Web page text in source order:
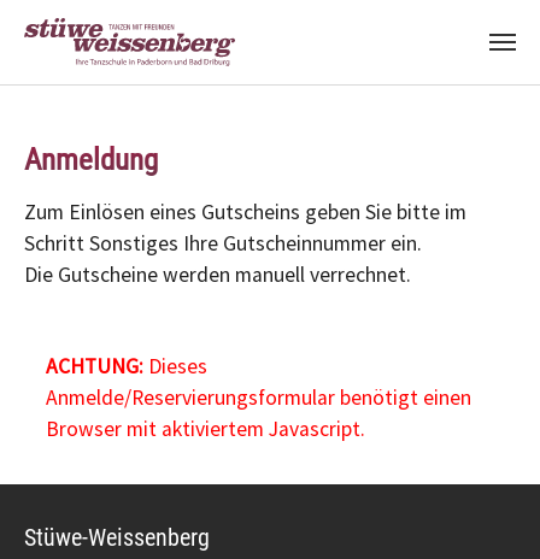
Anmeldung
Zum Einlösen eines Gutscheins geben Sie bitte im
Schritt Sonstiges Ihre Gutscheinnummer ein.
Die Gutscheine werden manuell verrechnet.
ACHTUNG:Dieses
Anmelde/Reservierungsformular benötigt einen
Browser mit aktiviertem Javascript.
Stüwe-Weissenberg